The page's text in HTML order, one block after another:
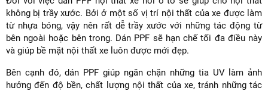
không bị trầy xước. Bởi ở một số vị trí nội thất của xe được làm
từ nhựa bóng, vậy nên rất dễ trầy xước với những tác động từ
bên ngoài hoặc bên trong. Dán PPF sẽ hạn chế tối đa điều này
và giúp bề mặt nội thất xe luôn được mới đẹp.
Bên cạnh đó, dán PPF giúp ngăn chặn những tia UV làm ảnh
hưởng đến độ bền, chất lượng nội thất của xe, tránh những tác